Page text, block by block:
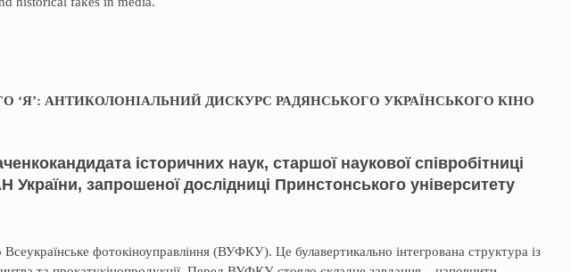
‘Я’: АНТИКОЛОНІАЛЬНИЙ ДИСКУРС РАДЯНСЬКОГО УКРАЇНСЬКОГО КІНО
кандидата історичних наук, старшої наукової співробітниці
України, запрошеної дослідниці Принстонського університету
фотокіноуправління (ВУФКУ). Це булавертикально інтегрована структура із